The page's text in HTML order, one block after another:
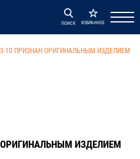
ПОИСК ИЗБРАННОЕ
10 ПРИЗНАН ОРИГИНАЛЬНЫМ ИЗДЕЛИЕМ
ИЗДЕЛИЕМ